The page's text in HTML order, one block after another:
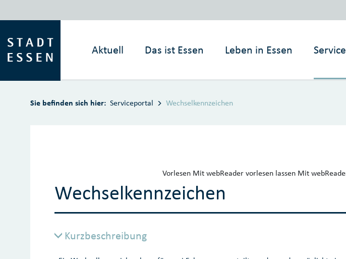
Aktuell Das ist Essen Leben in Essen
Sie befinden sich hier: Serviceportal Wechselkennzeichen
Vorlesen Mit webReader vorlesen lassen Mit
Wechselkennzeichen
Kurzbeschreibung